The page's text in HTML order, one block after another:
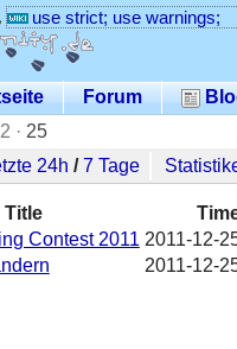
use strict; use warnings;
Forum
· 25
24h /7 Tage
Title
Contest 2011 2011-12-
2011-12-